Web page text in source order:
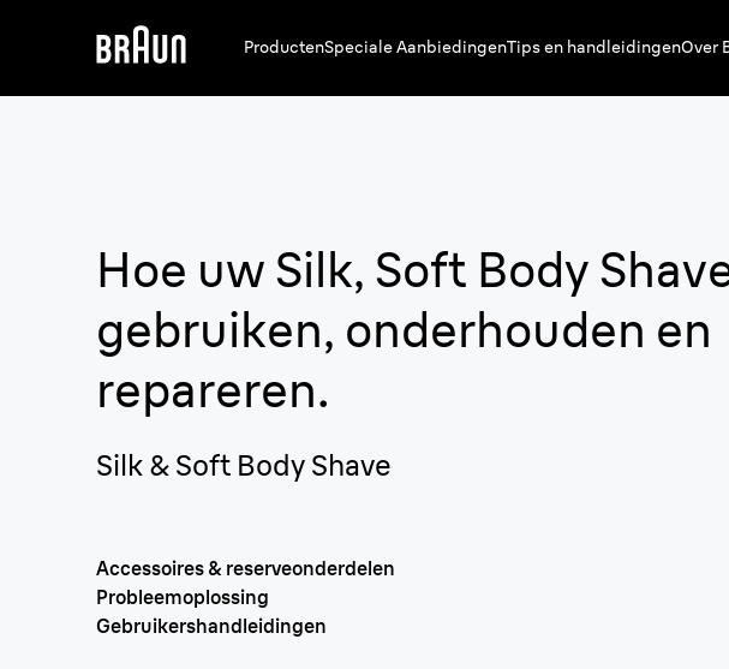
ProductenSpeciale AanbiedingenTips en handleidingenOver
Hoe uw Silk, Soft Body
gebruiken, onderhouden en
repareren.
Silk & Soft Body Shave
Accessoires & reserveonderdelen
Probleemoplossing
Gebruikershandleidingen